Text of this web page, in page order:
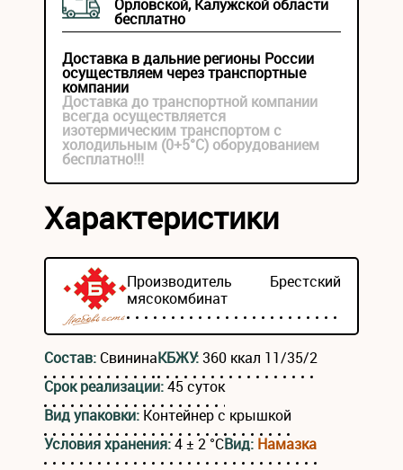
Орловской, Калужской области
бесплатно
Доставка в дальние регионы России
осуществляем через транспортные
компании
Доставка до транспортной компании
всегда осуществляется
изотермическим транспортом с
холодильным (0+5°С) оборудованием
бесплатно!!!
Характеристики
Производитель Брестский
мясокомбинат
Состав: СвининаКБЖУ:360 ккал 11/35/2
Срок реализации:45 суток
Вид упаковки: Контейнер с крышкой
Условия хранения:4 ± 2 °СВид: Намазка